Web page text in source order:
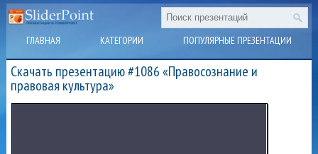
ГЛАВНАЯ КАТЕГОРИИ ПОПУЛЯРНЫЕ ПРЕЗЕНТАЦИИ
Скачать презентацию #1086 «Правосознание и
правовая культура»